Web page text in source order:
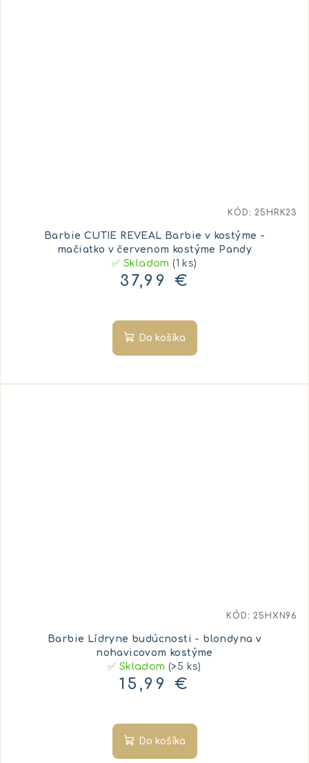
Barbie CUTIE REVEAL Barbie v kostýme -
mačiatko v červenom kostýme Pandy
✅ Skladom(1 ks)
37,99 €
Do košíka
KÓD: 25HRK23
Barbie Lídryne budúcnosti - blondyna v
nohavicovom kostýme
✅ Skladom(>5 ks)
15,99 €
Do košíka
KÓD: 25HXN96